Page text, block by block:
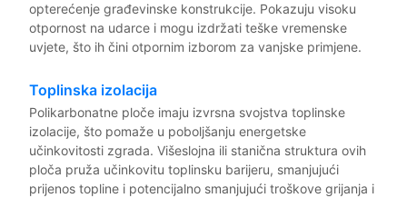
opterećenje građevinske konstrukcije. Pokazuju visoku
otpornost na udarce i mogu izdržati teške vremenske
uvjete, što ih čini otpornim izborom za vanjske primjene.
Toplinska izolacija
Polikarbonatne ploče imaju izvrsna svojstva toplinske
izolacije, što pomaže u poboljšanju energetske
učinkovitosti zgrada. Višeslojna ili stanična struktura ovih
ploča pruža učinkovitu toplinsku barijeru, smanjujući
prijenos topline i potencijalno smanjujući troškove grijanja i